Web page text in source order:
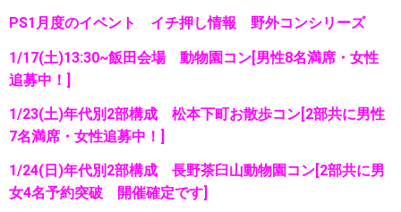
PS1月度のイベント イチ押し情報 野外コンシリーズ
1/17(土)13:30~飯田会場 動物園コン[男性8名満席・女性
追募中！]
1/23(土)年代別2部構成 松本下町お散歩コン[2部共に男性
7名満席・女性追募中！]
1/24(日)年代別2部構成 長野茶臼山動物園コン[2部共に男
女4名予約突破 開催確定です]